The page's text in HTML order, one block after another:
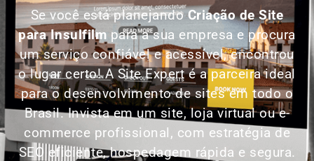
Se você está planejandoCriação de Site
paraInsulfilm para a sua empresa e procura
um serviço confiável e acessível, encontrou
o lugar certo! A Site Expert é a parceira ideal
para o desenvolvimento de sites em todo o
Brasil. Invista em um site, loja virtual ou e-
commerce profissional, com estratégia de
SEO eficiente, hospedagem rápida e segura.